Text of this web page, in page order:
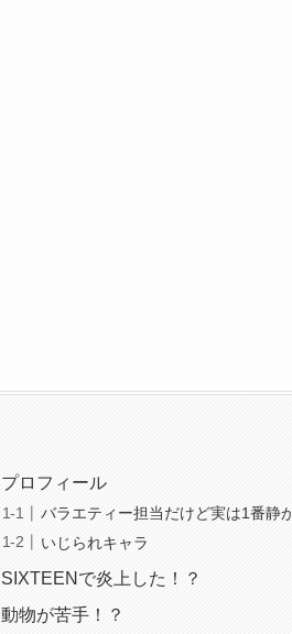
プロフィール
バラエティー担当だけど実は1番静
いじられキャラ
SIXTEENで炎上した！？
動物が苦手！？